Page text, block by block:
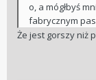
o, a mógłbyś
fabrycznym
Że jest gorszy niż